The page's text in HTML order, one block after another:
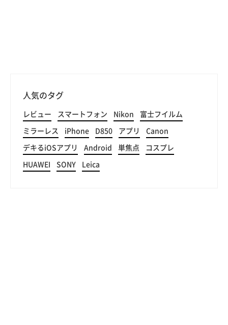
人気のタグ
レビュー スマートフォン Nikon 富士フイルム
ミラーレス iPhone D850 アプリ Canon
デキるiOSアプリ Android 単焦点 コスプレ
HUAWEI SONY Leica